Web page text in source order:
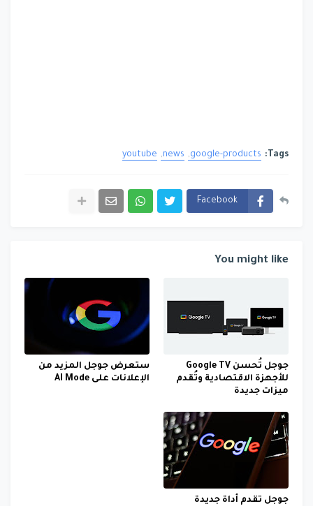
Tags:
google-products
news
youtube
Facebook
You might like
جوجل تُحسن Google TV
للأجهزة الاقتصادية وتُقدم
ميزات جديدة
ستعرض جوجل المزيد من
الإعلانات على AI Mode
جوجل تقدم أداة جديدة